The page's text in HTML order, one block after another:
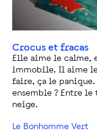
Crocus et fracas
Elle aime le calme,
immobile. Il aime
faire, ça le
ensemble ? Entre
neige.
Le Bonhomme Vert